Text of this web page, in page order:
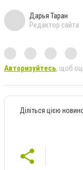
Дарья Таран
Редактор сайта
Авторизуйтесь, щоб
Діліться цією